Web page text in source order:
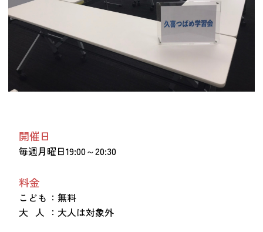
新着情報
マッチング掲示板
お金を寄付する（埼玉県社会福祉協議会HP）
立ち上げる・運営する
資料・動画
助成金情報
開催日
毎週月曜日19:00～20:30
料金
こども ：無料
大 人 ：大人は対象外